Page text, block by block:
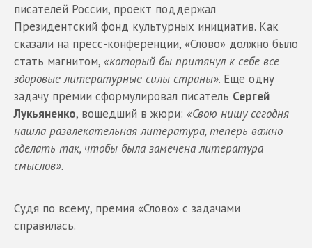
писателей России, проект поддержал
Президентский фонд культурных инициатив. Как
сказали на пресс-конференции, «Слово» должно было
стать магнитом, «который бы притянул к себе все
здоровые литературные силы страны». Еще одну
задачу премии сформулировал писатель Сергей
Лукьяненко, вошедший в жюри: «Свою нишу сегодня
нашла развлекательная литература, теперь важно
сделать так, чтобы была замечена литература
смыслов».
Судя по всему, премия «Слово» с задачами
справилась.